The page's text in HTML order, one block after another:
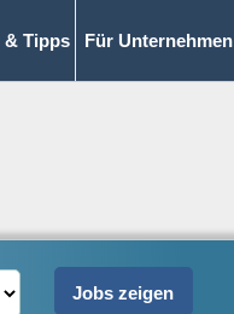
& Tipps Für Unternehmen